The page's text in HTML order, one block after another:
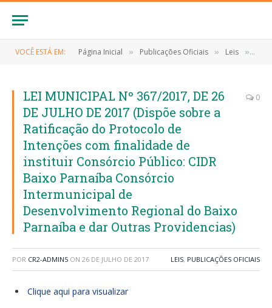
VOCÊ ESTÁ EM: Página Inicial » Publicações Oficiais » Leis »
LEI MUNICIPAL Nº 367/2017, DE 26
DE JULHO DE 2017 (Dispõe sobre a
Ratificação do Protocolo de
Intenções com finalidade de
instituir Consórcio Público: CIDR
Baixo Parnaíba Consórcio
Intermunicipal de
Desenvolvimento Regional do Baixo
Parnaíba e dar Outras Providencias)
0
POR CR2-ADMIN5 ON 26 DE JULHO DE 2017 LEIS, PUBLICAÇÕES OFICIAIS
Clique aqui para visualizar